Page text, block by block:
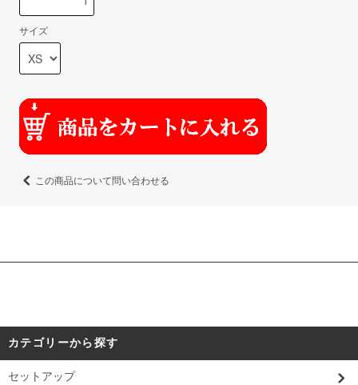
サイズ
この商品について問い合わせる
カテゴリーから探す
セットアップ